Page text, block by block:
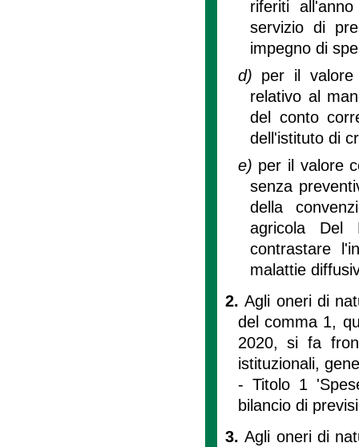
riferiti
servizio di
impegno di
d) per il valore
relativo al
del conto
dell'istituto di
e) per il valore
senza
della
agricola Del
contrastare
malattie
2.Agli oneri di
del comma 1,
2020, si fa
istituzionali,
- Titolo 1
bilancio di
3.Agli oneri di